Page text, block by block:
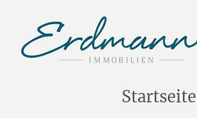
Startseite